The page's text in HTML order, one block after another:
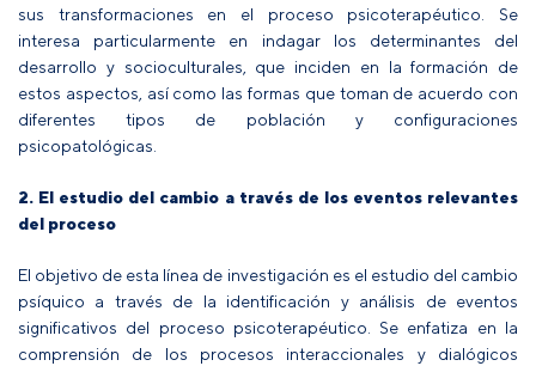
sus transformaciones en el proceso psicoterapéutico. Se
interesa particularmente en indagar los determinantes del
desarrollo y socioculturales, que inciden en la formación de
estos aspectos, así como las formas que toman de acuerdo con
diferentes tipos de población y configuraciones
psicopatológicas.
2. El estudio del cambio a través de los eventos relevantes
del proceso
El objetivo de esta línea de investigación es el estudio del cambio
psíquico a través de la identificación y análisis de eventos
significativos del proceso psicoterapéutico. Se enfatiza en la
comprensión de los procesos interaccionales y dialógicos